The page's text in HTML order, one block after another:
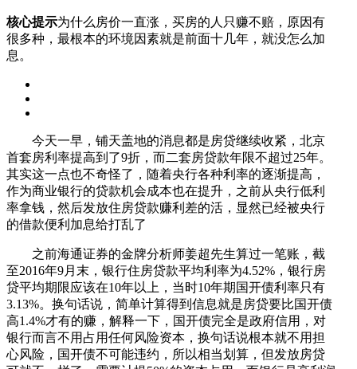
核心提示为什么房价一直涨，买房的人只赚不赔，原因有
很多种，最根本的环境因素就是前面十几年，就没怎么加
息。
今天一早，铺天盖地的消息都是房贷继续收紧，北京
首套房利率提高到了9折，而二套房贷款年限不超过25年。
其实这一点也不奇怪了，随着央行各种利率的逐渐提高，
作为商业银行的贷款机会成本也在提升，之前从央行低利
率拿钱，然后发放住房贷款赚利差的活，显然已经被央行
的借款便利加息给打乱了
之前海通证券的金牌分析师姜超先生算过一笔账，截
至2016年9月末，银行住房贷款平均利率为4.52%，银行房
贷平均期限应该在10年以上，当时10年期国开债利率只有
3.13%。换句话说，简单计算得到信息就是房贷要比国开债
高1.4%才有的赚，解释一下，国开债完全是政府信用，对
银行而言不用占用任何风险资本，换句话说根本就不用担
心风险，国开债不可能违约，所以相当划算，但发放房贷